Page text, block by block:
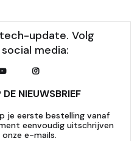
update. Volg
media:
NIEUWSBRIEF
je eerste bestelling vanaf
eenvoudig uitschrijven
onze e-mails.